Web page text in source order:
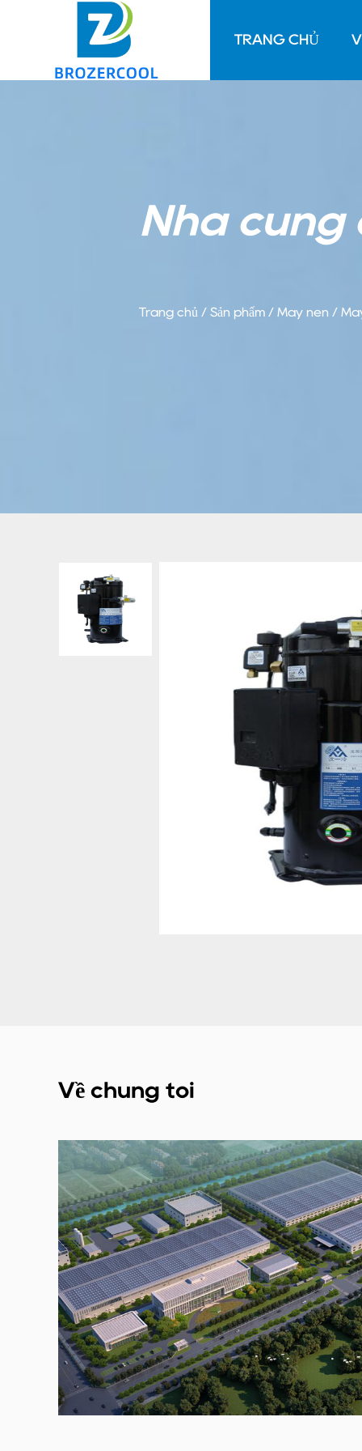
TRANG CHỦ
Nhà cung
Trang chủ / Sản phẩm / Máy nén /
Về chúng tôi